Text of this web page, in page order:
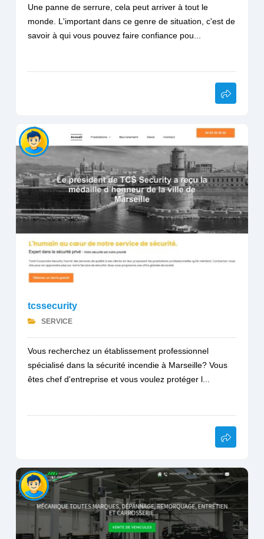
Une panne de serrure, cela peut arriver à tout le
monde. L'important dans ce genre de situation, c'est de
savoir à qui vous pouvez faire confiance pou...
tcssecurity
SERVICE
Vous recherchez un établissement professionnel
spécialisé dans la sécurité incendie à Marseille? Vous
êtes chef d'entreprise et vous voulez protéger l...